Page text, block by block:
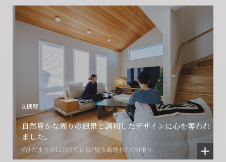
K様邸
自然豊かな周りの風景と調和したデザインに心を奪われ
ました。
#ひだまりのLDK#大谷石#屋久島地杉#大和張り
CONTACT
お電話でのお問い合わせ
0466-24-2478
営業時間9:30~18:30 水曜定休
閉じる
CONTACT
プロコール24ご利用の方
0120-073-386
閉じる
CONTACT
賃貸管理事業部へのお問い合わせ
0466-24-2478
営業時間9:30~18:30 水曜定休
閉じる